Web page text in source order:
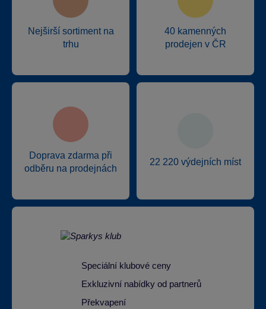
Nejširší sortiment na
trhu
40 kamenných
prodejen v ČR
Doprava zdarma při
odběru na prodejnách
22 220 výdejních míst
Speciální klubové ceny
Exkluzivní nabídky od partnerů
Překvapení